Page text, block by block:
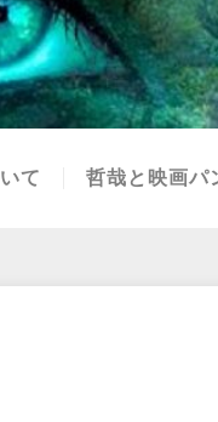
て 哲哉と映画パ